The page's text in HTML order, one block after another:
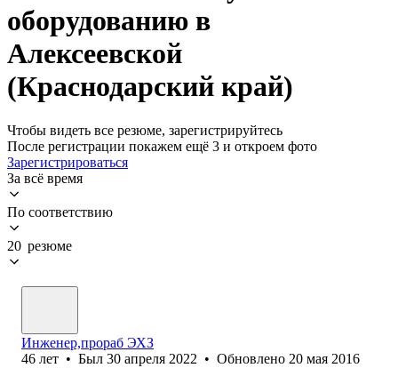
оборудованию в
Алексеевской
(Краснодарский край)
Чтобы видеть все резюме, зарегистрируйтесь
После регистрации покажем ещё 3 и откроем фото
Зарегистрироваться
За всё время
По соответствию
20 резюме
Инженер,прораб ЭХЗ
46 лет • Был 30 апреля 2022 • Обновлено 20 мая 2016